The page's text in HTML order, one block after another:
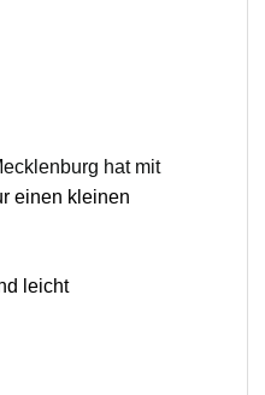
hat mit
einen kleinen
leicht